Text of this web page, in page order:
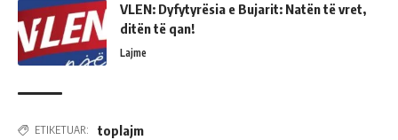
VLEN: Dyfytyrësia e Bujarit: Natën të vret,
ditën të qan!
Lajme
ETIKETUAR: toplajm